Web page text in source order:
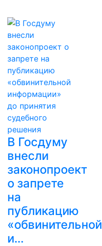
В Госдуму
внесли
законопроект
о запрете
на
публикацию
«обвинительной
и…